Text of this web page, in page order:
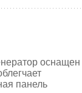
оснащен
панель